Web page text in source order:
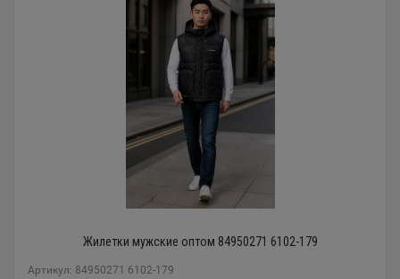
Жилетки мужские оптом 84950271 6102-179
Артикул: 84950271 6102-179